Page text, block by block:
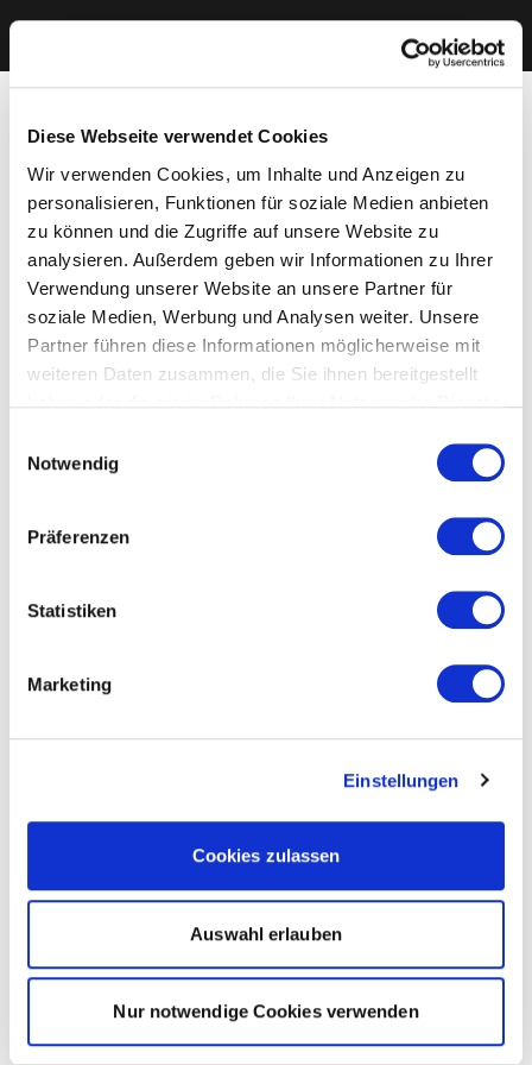
Diese Webseite verwendet Cookies
Wir verwenden Cookies, um Inhalte und Anzeigen zu
personalisieren, Funktionen für soziale Medien anbieten
zu können und die Zugriffe auf unsere Website zu
analysieren. Außerdem geben wir Informationen zu Ihrer
Verwendung unserer Website an unsere Partner für
soziale Medien, Werbung und Analysen weiter. Unsere
Partner führen diese Informationen möglicherweise mit
weiteren Daten zusammen, die Sie ihnen bereitgestellt
Cookies, wenn Sie unsere Webseite weiterhin nutzen.
Notwendig
Präferenzen
Statistiken
Marketing
Einstellungen
Cookies zulassen
Auswahl erlauben
Nur notwendige Cookies verwenden